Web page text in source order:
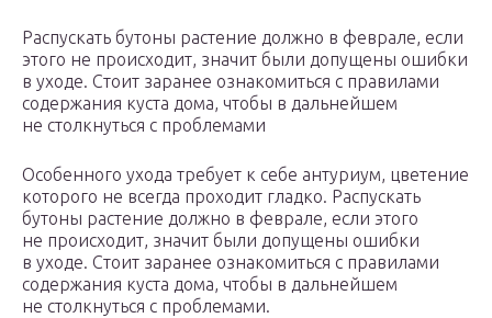
Распускать бутоны растение должно в феврале, если
этого не происходит, значит были допущены ошибки
в уходе. Стоит заранее ознакомиться с правилами
содержания куста дома, чтобы в дальнейшем
не столкнуться с проблемами
Особенного ухода требует к себе антуриум, цветение
которого не всегда проходит гладко. Распускать
бутоны растение должно в феврале, если этого
не происходит, значит были допущены ошибки
в уходе. Стоит заранее ознакомиться с правилами
содержания куста дома, чтобы в дальнейшем
не столкнуться с проблемами.